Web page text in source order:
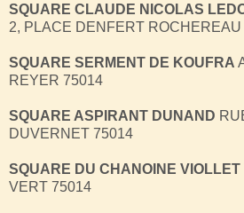
SQUARE CLAUDE NICOLAS
2, PLACE DENFERT
SQUARE SERMENT DE KOUFRA
REYER 75014
SQUARE ASPIRANT DUNAND
DUVERNET 75014
SQUARE DU CHANOINE VIOLLET
VERT 75014